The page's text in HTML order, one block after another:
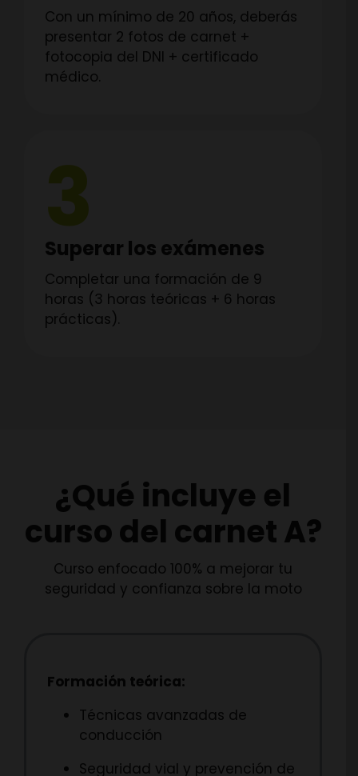
Con un mínimo de 20 años, deberás
presentar 2 fotos de carnet +
fotocopia del DNI + certificado
médico.
3
Superar los exámenes
Completar una formación de 9
horas (3 horas teóricas + 6 horas
prácticas).
¿Qué incluye el
curso del carnet A?
Curso enfocado 100% a mejorar tu
seguridad y confianza sobre la moto
Formación teórica:
Técnicas avanzadas de
conducción
Seguridad vial y prevención de